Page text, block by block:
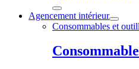
Agencement intérieur
Consommables et